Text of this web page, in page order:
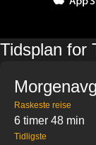
Tidsplan for
Raskeste reise
6 timer 48 min
Tidligste